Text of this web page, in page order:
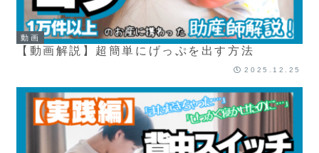
動画
【動画解説】超簡単にげっぷを出す方法
2025.12.25